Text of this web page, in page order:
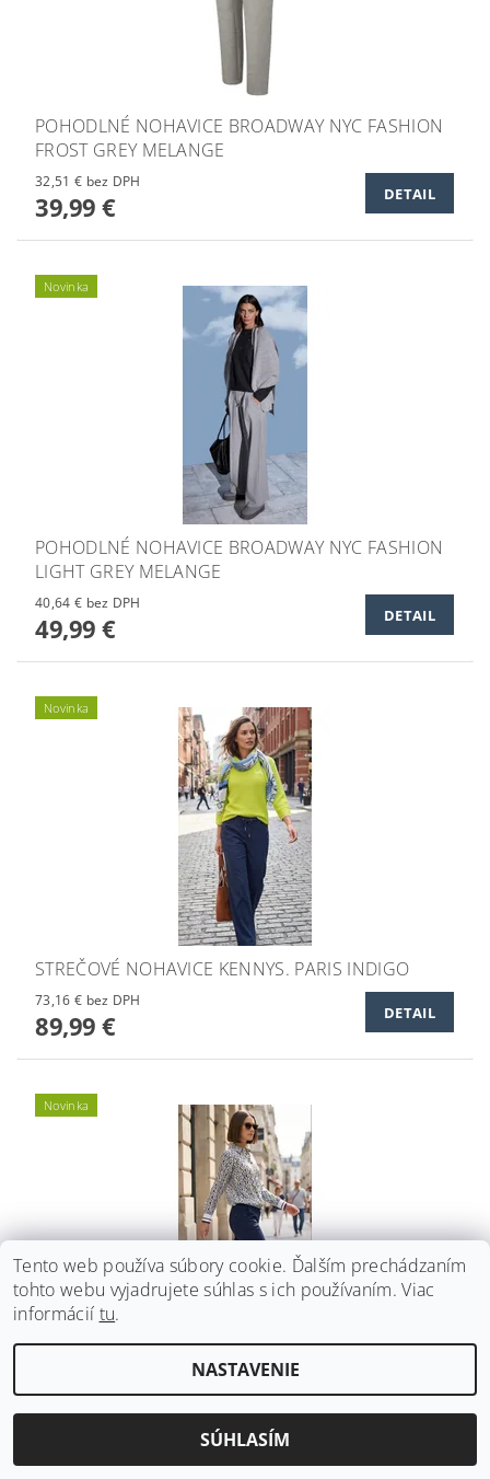
POHODLNÉ NOHAVICE BROADWAY NYC FASHION
FROST GREY MELANGE
32,51 € bez DPH
39,99 € DETAIL
Novinka
POHODLNÉ NOHAVICE BROADWAY NYC FASHION
LIGHT GREY MELANGE
40,64 € bez DPH
49,99 € DETAIL
Novinka
STREČOVÉ NOHAVICE KENNYS. PARIS INDIGO
73,16 € bez DPH
89,99 € DETAIL
Novinka
STREČOVÉ NOHAVICE KENNYS. STELLA INDIGO
73,16 € bez DPH
89,99 € DETAIL
Tento web používa súbory cookie. Ďalším prechádzaním
tohto webu vyjadrujete súhlas s ich používaním. Viac
informácií tu.
NASTAVENIE
SÚHLASÍM